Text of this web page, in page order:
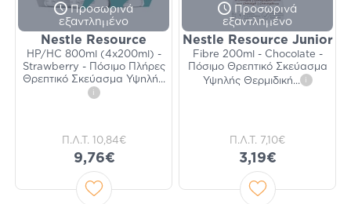
Προσωρινά
εξαντλημένο
Nestle Resource
HP/HC 800ml (4x200ml) -
Strawberry - Πόσιμο Πλήρες
Θρεπτικό Σκεύασμα Υψηλή...
i
Π.Λ.Τ. 10,84€
9,76€
Προσωρινά
εξαντλημένο
Nestle Resource Junior
Fibre 200ml - Chocolate -
Πόσιμο Θρεπτικό Σκεύασμα
Υψηλής Θερμιδική... i
Π.Λ.Τ. 7,10€
3,19€